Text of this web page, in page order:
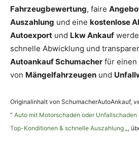
Fahrzeugbewertung, faire
Auszahlung und eine kostenlose
Autoexport und Lkw Ankauf
schnelle Abwicklung und
Autoankauf Schumacher für einen
von Mängelfahrzeugen und
Originalinhalt von SchumacherAutoAnkauf,
“ Auto mit Motorschaden oder Unfallschaden
Top-Konditionen & schnelle Auszahlung „,